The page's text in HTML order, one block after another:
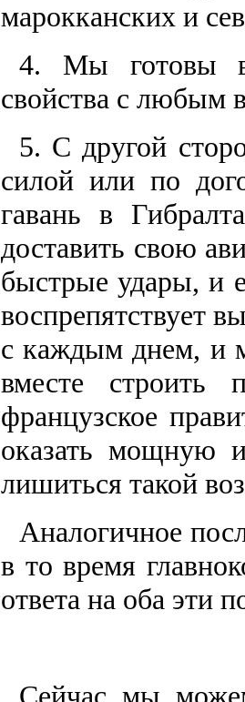
марокканских и
4. Мы готовы
свойства с любым
5. С другой
силой или по
гавань в
доставить свою
быстрые удары, и
воспрепятствует
с каждым днем, и
вместе строить
французское
оказать мощную
лишиться такой
Аналогичное
в то время
ответа на оба эти